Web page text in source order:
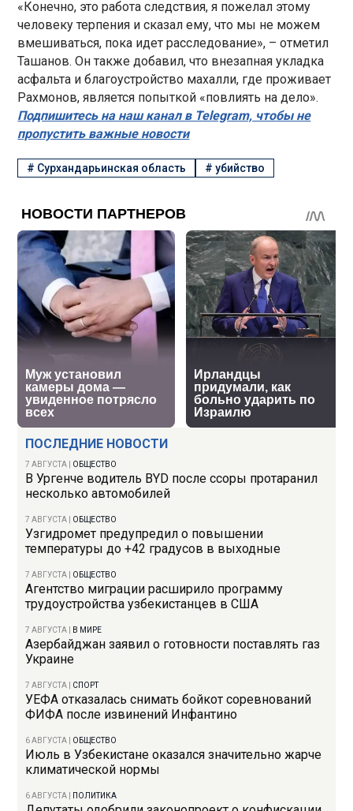
ПОСЛЕДНИЕ НОВОСТИ
7 АВГУСТА ОБЩЕСТВО
В Ургенче водитель BYD после ссоры протаранил
несколько автомобилей
7 АВГУСТА ОБЩЕСТВО
Узгидромет предупредил о повышении
температуры до +42 градусов в выходные
7 АВГУСТА ОБЩЕСТВО
Агентство миграции расширило программу
трудоустройства узбекистанцев в США
7 АВГУСТА В МИРЕ
Азербайджан заявил о готовности поставлять газ
Украине
7 АВГУСТА СПОРТ
УЕФА отказалась снимать бойкот соревнований
ФИФА после извинений Инфантино
6 АВГУСТА ОБЩЕСТВО
Июль в Узбекистане оказался значительно жарче
климатической нормы
6 АВГУСТА ПОЛИТИКА
«Конечно, это работа следствия, я пожелал этому
человеку терпения и сказал ему, что мы не можем
вмешиваться, пока идет расследование», – отметил
Ташанов. Он также добавил, что внезапная укладка
асфальта и благоустройство махалли, где проживает
Рахмонов, является попыткой «повлиять на дело».
Подпишитесь на наш канал в Telegram, чтобы не
пропустить важные новости
# Сурхандарьинская область #убийство